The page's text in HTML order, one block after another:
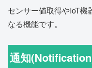
センサー値取得やIoT機
なる機能です。
通知